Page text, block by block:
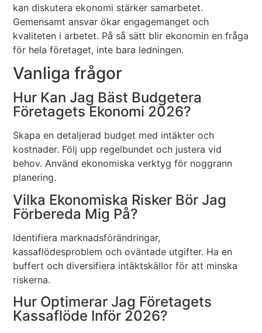
kan diskutera ekonomi stärker samarbetet.
Gemensamt ansvar ökar engagemanget och
kvaliteten i arbetet. På så sätt blir ekonomin en fråga
för hela företaget, inte bara ledningen.
Vanliga frågor
Hur Kan Jag Bäst Budgetera
Företagets Ekonomi 2026?
Skapa en detaljerad budget med intäkter och
kostnader. Följ upp regelbundet och justera vid
behov. Använd ekonomiska verktyg för noggrann
planering.
Vilka Ekonomiska Risker Bör Jag
Förbereda Mig På?
Identifiera marknadsförändringar,
kassaflödesproblem och oväntade utgifter. Ha en
buffert och diversifiera intäktskällor för att minska
riskerna.
Hur Optimerar Jag Företagets
Kassaflöde Inför 2026?